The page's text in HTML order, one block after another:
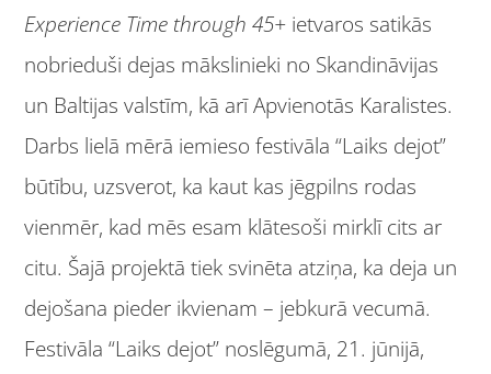
Experience Time through 45+ ietvaros satikās
nobrieduši dejas mākslinieki no Skandināvijas
un Baltijas valstīm, kā arī Apvienotās Karalistes.
Darbs lielā mērā iemieso festivāla “Laiks dejot”
būtību, uzsverot, ka kaut kas jēgpilns rodas
vienmēr, kad mēs esam klātesoši mirklī cits ar
citu. Šajā projektā tiek svinēta atziņa, ka deja un
dejošana pieder ikvienam – jebkurā vecumā.
Festivāla “Laiks dejot” noslēgumā, 21. jūnijā,